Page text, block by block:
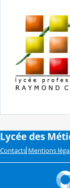
Lycée des
Contacts Mentions